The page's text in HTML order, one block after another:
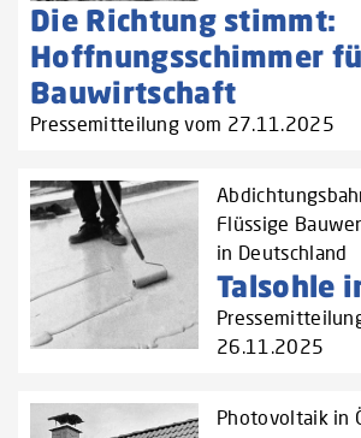
Die Richtung stimmt:
Hoffnungsschimmer
Bauwirtschaft
Pressemitteilung vom 27.11.2025
Flüssige
in Deutschland
Talsohle
26.11.2025
Photovoltaik in